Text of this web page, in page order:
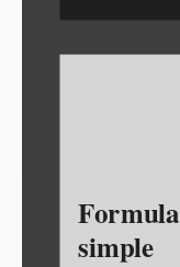
simple